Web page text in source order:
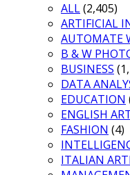
ALL(2,405)
ARTIFICIAL
AUTOMATE
B & W
BUSINESS
DATA
EDUCATION
ENGLISH
FASHION (4)
ITALIAN